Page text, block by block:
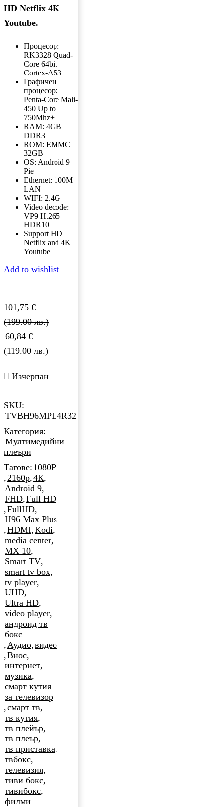
HD Netflix 4K
Youtube.
Процесор:
RK3328 Quad-
Core 64bit
Cortex-A53
Графичен
процесор:
Penta-Core Mali-
450 Up to
750Mhz+
RAM: 4GB
DDR3
ROM: EMMC
32GB
OS: Android 9
Pie
Ethernet: 100M
LAN
WIFI: 2.4G
Video decode:
VP9 H.265
HDR10
Support HD
Netflix and 4K
Youtube
Add to wishlist
101,75€
(199.00 лв.)
60,84 €
(119.00 лв.)
Изчерпан
SKU:
TVBH96MPL4R32
Категория:
Мултимедийни
плеъри
Тагове: 1080P
,2160p,4К,
Android 9,
FHD,Full HD
,FullHD,
H96 Max Plus
,HDMI,Kodi,
media center,
MX 10,
Smart TV,
smart tv box,
tv player,
UHD,
Ultra HD,
video player,
андроид тв
бокс
,Аудио,видео
,Внос,
интернет,
музика,
смарт кутия
за телевизор
,смарт тв,
тв кутия,
тв плейър,
тв плеър,
тв приставка,
твбокс,
телевизия,
тиви бокс,
тивибокс,
филми